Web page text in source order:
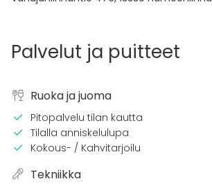
Palvelut ja puitteet
Ruoka ja juoma
Pitopalvelu tilan kautta
Tilalla anniskelulupa
Kokous- / Kahvitarjoilu
Tekniikka